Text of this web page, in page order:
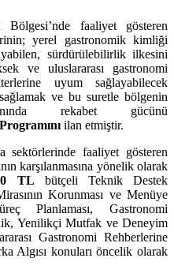
faaliyet gösteren
yerel gastronomik kimliği
sürdürülebilirlik ilkesini
ve uluslararası gastronomi
uyum sağlayabilecek
ve bu suretle bölgenin
rekabet gücünü
ilan etmiştir.
sektörlerinde faaliyet gösteren
karşılanmasına yönelik olarak
TL bütçeli Teknik Destek
Korunması ve Menüye
Planlaması, Gastronomi
Yenilikçi Mutfak ve Deneyim
Gastronomi Rehberlerine
Algısı konuları öncelik olarak